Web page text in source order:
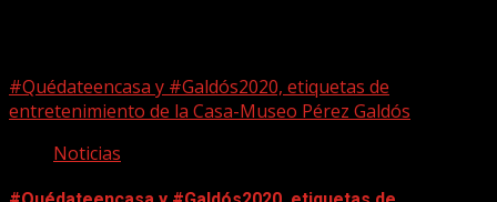
#Quédateencasa y #Galdós2020, etiquetas de
entretenimiento de la Casa-Museo Pérez Galdós
Noticias